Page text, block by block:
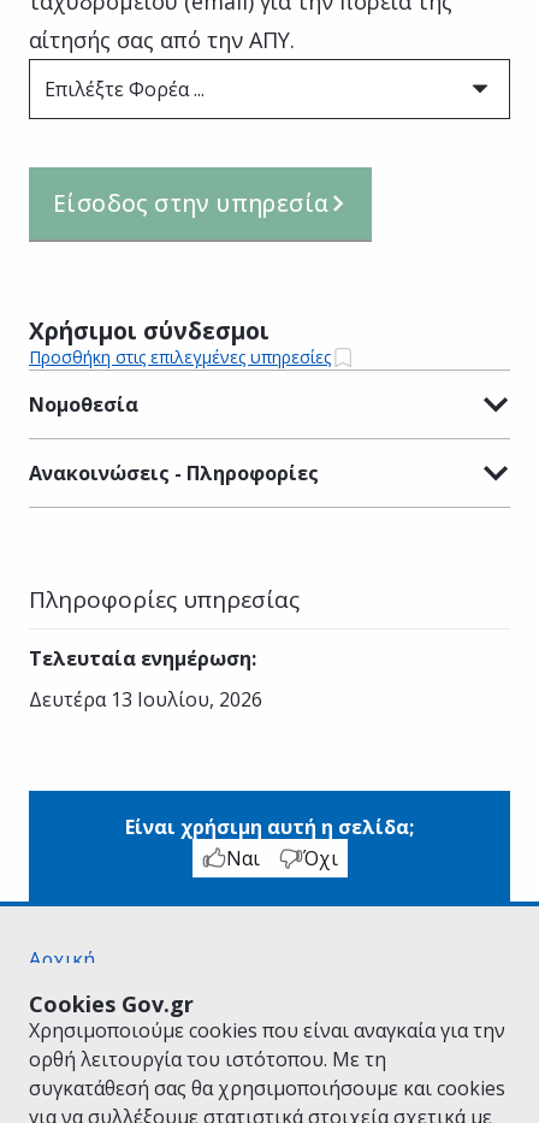
Cookies Gov.gr
Χρησιμοποιούμε cookies που είναι αναγκαία για την
ορθή λειτουργία του ιστότοπου. Με τη
συγκατάθεσή σας θα χρησιμοποιήσουμε και cookies
για να συλλέξουμε στατιστικά στοιχεία σχετικά με
αίτησής σας από την ΑΠΥ.
Επιλέξτε Φορέα ...
Είσοδος στην υπηρεσία
Χρήσιμοι σύνδεσμοι
Προσθήκη στις επιλεγμένες υπηρεσίες
Νομοθεσία
Ανακοινώσεις - Πληροφορίες
Πληροφορίες υπηρεσίας
Τελευταία ενημέρωση:
Δευτέρα 13 Ιουλίου, 2026
Είναι χρήσιμη αυτή η σελίδα;
Ναι
Όχι
Αρχική
Όροι Χρήσης
Πολιτική Απορρήτου
Δήλωση προσβασιμότητας
Πολιτική cookies